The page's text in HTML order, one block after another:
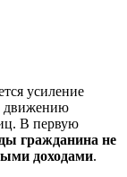
усиление
движению
В первую
гражданина не
доходами.